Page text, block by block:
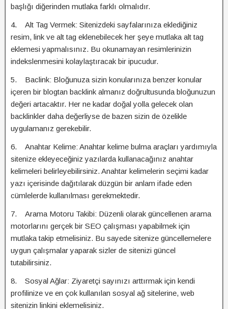
başlığı diğerinden mutlaka farklı olmalıdır.
4. Alt Tag Vermek: Sitenizdeki sayfalarınıza eklediğiniz
resim, link ve alt tag eklenebilecek her şeye mutlaka alt tag
eklemesi yapmalısınız. Bu okunamayan resimlerinizin
indekslenmesini kolaylaştıracak bir ipucudur.
5. Baclink: Bloğunuza sizin konularınıza benzer konular
içeren bir blogtan backlink almanız doğrultusunda bloğunuzun
değeri artacaktır. Her ne kadar doğal yolla gelecek olan
backlinkler daha değerliyse de bazen sizin de özelikle
uygulamanız gerekebilir.
6. Anahtar Kelime: Anahtar kelime bulma araçları yardımıyla
sitenize ekleyeceğiniz yazılarda kullanacağınız anahtar
kelimeleri belirleyebilirsiniz. Anahtar kelimelerin seçimi kadar
yazı içerisinde dağıtılarak düzgün bir anlam ifade eden
cümlelerde kullanılması gerekmektedir.
7. Arama Motoru Takibi: Düzenli olarak güncellenen arama
motorlarını gerçek bir SEO çalışması yapabilmek için
mutlaka takip etmelisiniz. Bu sayede sitenize güncellemelere
uygun çalışmalar yaparak sizler de sitenizi güncel
tutabilirsiniz.
8. Sosyal Ağlar: Ziyaretçi sayınızı arttırmak için kendi
profilinize ve en çok kullanılan sosyal ağ sitelerine, web
sitenizin linkini eklemelisiniz.